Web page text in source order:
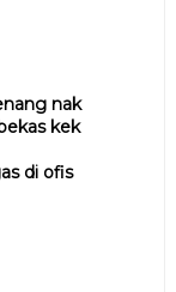
nak
kek
di ofis